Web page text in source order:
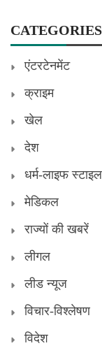
CATEGORIES
एंटरटेनमेंट
क्राइम
खेल
देश
धर्म-लाइफ स्टाइल
मेडिकल
राज्यों की खबरें
लीगल
लीड न्यूज
विचार-विश्लेषण
विदेश